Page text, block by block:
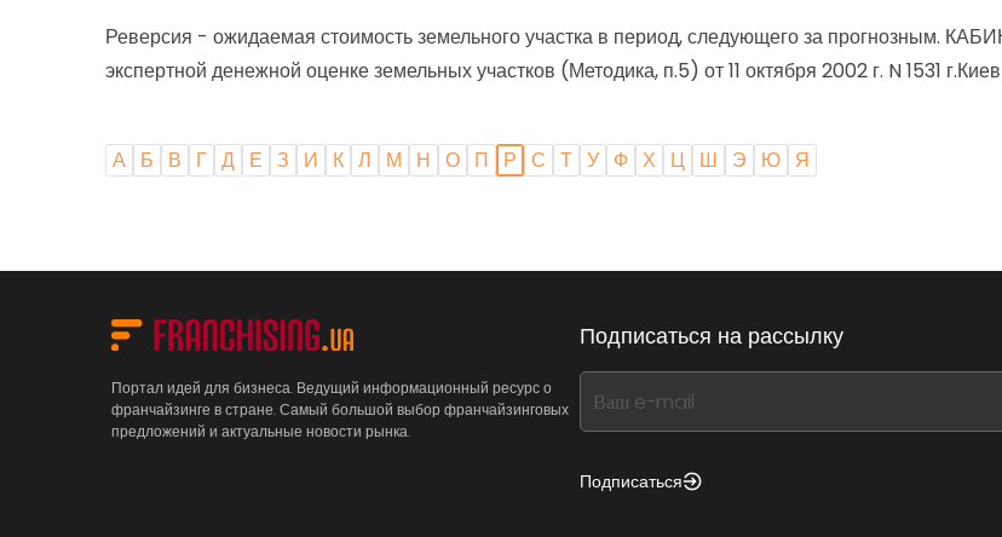
Реверсия - ожидаемая стоимость земельного участка в период, следующего за прогнозным.
экспертной денежной оценке земельных участков (Методика, п.5) от 11 октября 2002 г. N 1531 г.Киев
А Б В Г Д Е З И К Л М Н О П Р С Т У Ф Х Ц Ш Э Ю Я
Портал идей для бизнеса. Ведущий информационный ресурс о
франчайзинге в стране. Самый большой выбор франчайзинговых
предложений и актуальные новости рынка.
Подписаться на рассылку
If
you
this,
Подписаться